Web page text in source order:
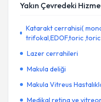
Yakın Çevredeki
Katarakt cerrahisi(
trifokal,EDOF,toric
Lazer cerrahileri
Makula deliği
Makula Vitreus
Medikal retina ve